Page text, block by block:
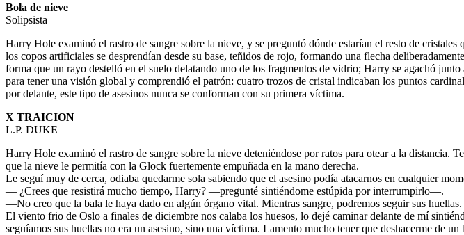
Bola de nieve
Solipsista
Harry Hole examinó el rastro de sangre sobre la nieve, y se preguntó dónde estarían el resto de
los copos artificiales se desprendían desde su base, teñidos de rojo, formando una flecha
forma que un rayo destelló en el suelo delatando uno de los fragmentos de vidrio; Harry se agachó
para tener una visión global y comprendió el patrón: cuatro trozos de cristal indicaban los puntos
por delante, este tipo de asesinos nunca se conforman con su primera víctima.
X TRAICION
L.P. DUKE
Harry Hole examinó el rastro de sangre sobre la nieve deteniéndose por ratos para otear a la distancia.
que la nieve le permitía con la Glock fuertemente empuñada en la mano derecha.
Le seguí muy de cerca, odiaba quedarme sola sabiendo que el asesino podía atacarnos en cualquier
— ¿Crees que resistirá mucho tiempo, Harry? —pregunté sintiéndome estúpida por interrumpirlo—.
—No creo que la bala le haya dado en algún órgano vital. Mientras sangre, podremos seguir sus
El viento frio de Oslo a finales de diciembre nos calaba los huesos, lo dejé caminar delante de mí
seguíamos sus huellas no era un asesino, sino una víctima. Lamento mucho tener que deshacerme de